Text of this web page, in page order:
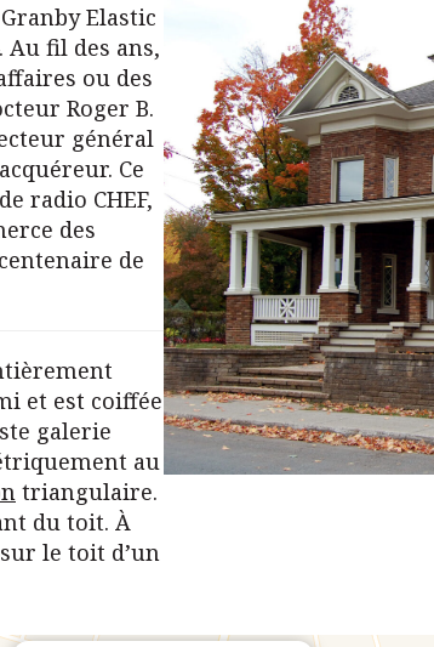
Elastic
Au fil des ans,
ou des
Roger B.
général
Ce
radio CHEF,
des
de
et est coiffée
galerie
au
triangulaire.
du toit. À
le toit d’un